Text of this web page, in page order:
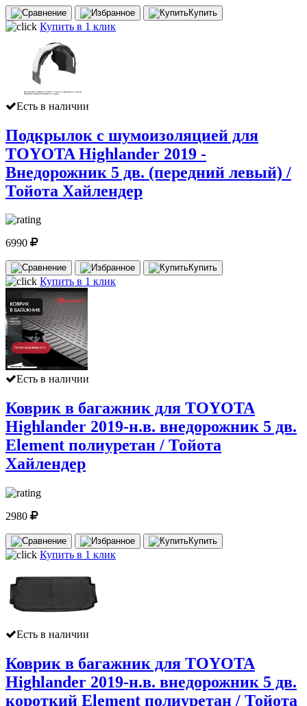
Купить
Купить в 1 клик
Есть в наличии
Подкрылок с шумоизоляцией для
TOYOTA Highlander 2019 -
Внедорожник 5 дв. (передний левый) /
Тойота Хайлендер
6990
Купить
Купить в 1 клик
Есть в наличии
Коврик в багажник для TOYOTA
Highlander 2019-н.в. внедорожник 5 дв.
Element полиуретан / Тойота
Хайлендер
2980
Купить
Купить в 1 клик
Есть в наличии
Коврик в багажник для TOYOTA
Highlander 2019-н.в. внедорожник 5 дв.
короткий Element полиуретан / Тойота